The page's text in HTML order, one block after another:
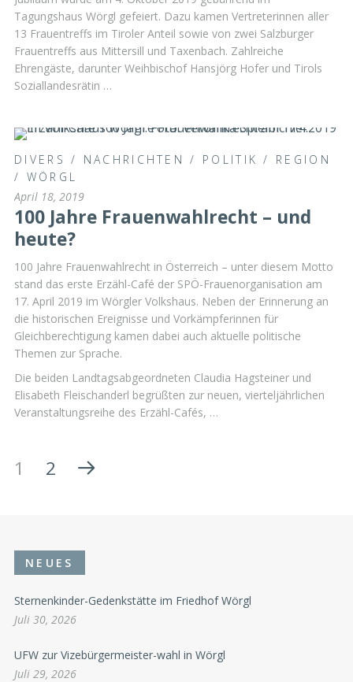
Tagungshaus Wörgl gefeiert. Dazu kamen Vertreterinnen aller
13 Frauentreffs im Tiroler Anteil sowie von zwei Salzburger
Frauentreffs aus Mittersill und Taxenbach. Zahlreiche
Ehrengäste, darunter Weihbischof Hansjörg Hofer und Tirols
Soziallandesrätin …
DIVERS / NACHRICHTEN / POLITIK / REGION
/ WÖRGL
April 18, 2019
100 Jahre Frauenwahlrecht – und
heute?
100 Jahre Frauenwahlrecht in Österreich – unter diesem Motto
stand das erste Erzähl-Café der SPÖ-Frauenorganisation am
17. April 2019 im Wörgler Volkshaus. Neben der Erinnerung an
die historischen Ereignisse und Vorkämpferinnen für
Gleichberechtigung kamen dabei auch aktuelle politische
Themen zur Sprache.
Die beiden Landtagsabgeordneten Claudia Hagsteiner und
Elisabeth Fleischanderl begrüßten zur neuen, vierteljährlichen
Veranstaltungsreihe des Erzähl-Cafés, …
1 2
NEUES
Sternenkinder-Gedenkstätte im Friedhof Wörgl
Juli 30, 2026
UFW zur Vizebürgermeister-wahl in Wörgl
Juli 29, 2026